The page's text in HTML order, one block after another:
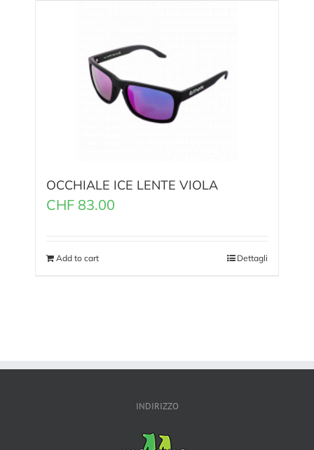
OCCHIALE ICE LENTE VIOLA
CHF 83.00
Add to cart Dettagli
INDIRIZZO